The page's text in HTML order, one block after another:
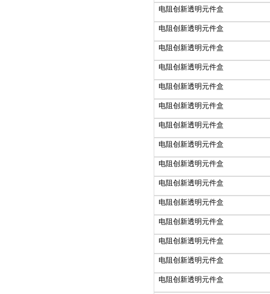
电阻创新透明元件盒
电阻创新透明元件盒
电阻创新透明元件盒
电阻创新透明元件盒
电阻创新透明元件盒
电阻创新透明元件盒
电阻创新透明元件盒
电阻创新透明元件盒
电阻创新透明元件盒
电阻创新透明元件盒
电阻创新透明元件盒
电阻创新透明元件盒
电阻创新透明元件盒
电阻创新透明元件盒
电阻创新透明元件盒